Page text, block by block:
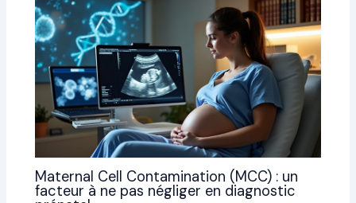
Maternal Cell Contamination (MCC) : un
facteur à ne pas négliger en diagnostic